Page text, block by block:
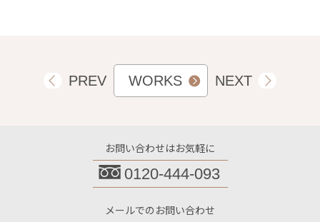
PREV WORKS NEXT
お問い合わせはお気軽に
0120-444-093
メールでのお問い合わせ